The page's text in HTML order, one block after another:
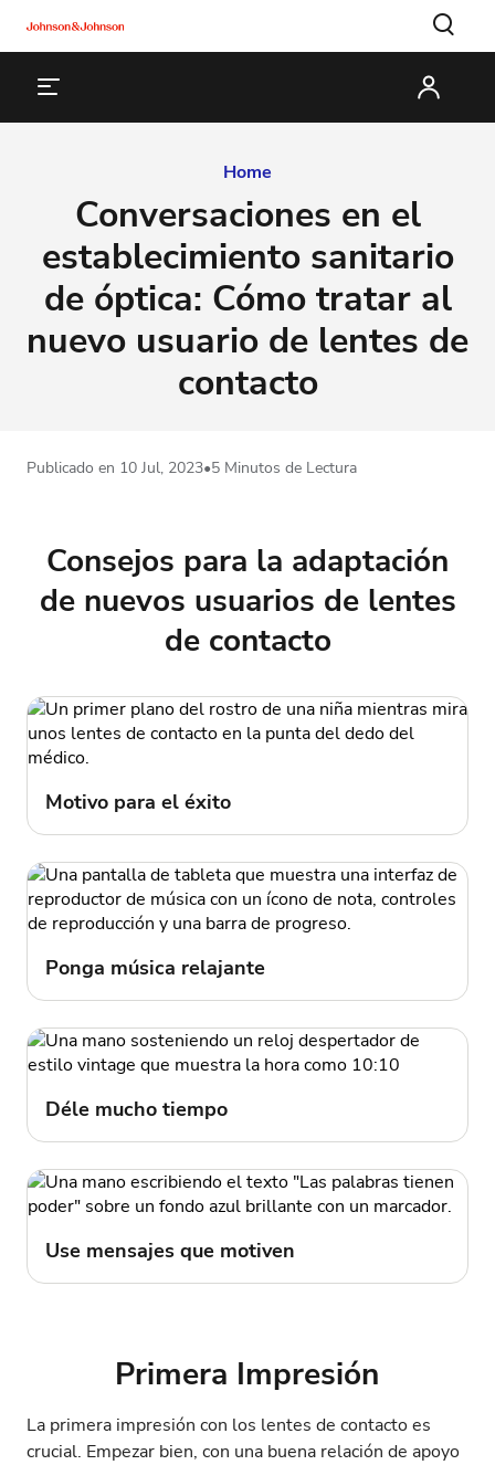
Home
Conversaciones en el
establecimiento sanitario
de óptica: Cómo tratar al
nuevo usuario de lentes de
contacto
Publicado en 10 Jul, 2023•5 Minutos de Lectura
Consejos para la adaptación
de nuevos usuarios de lentes
de contacto
Motivo para el éxito
Ponga música relajante
Déle mucho tiempo
Use mensajes que motiven
Primera Impresión
La primera impresión con los lentes de contacto es
crucial. Empezar bien, con una buena relación de apoyo